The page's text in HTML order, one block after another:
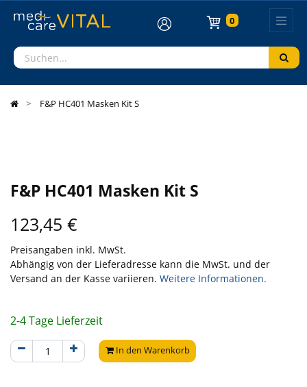
0
F&P HC401 Masken Kit S
F&P HC401 Masken Kit S
123,45 €
Preisangaben inkl. MwSt.
Abhängig von der Lieferadresse kann die MwSt. und der
Versand an der Kasse variieren. Weitere Informationen.
2-4 Tage Lieferzeit
In den Warenkorb